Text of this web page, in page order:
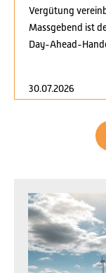
Vergütung
Massgebend ist
Day-Ahead-
30.07.2026